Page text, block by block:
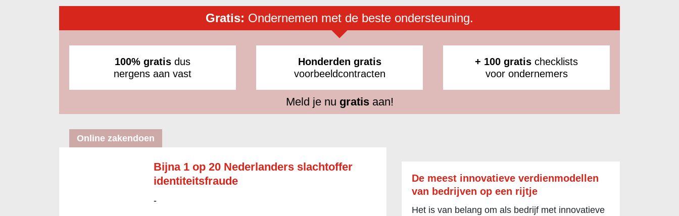
Gratis: Ondernemen met de beste ondersteuning.
100% gratis dus
nergens aan vast
Honderden gratis
voorbeeldcontracten
+ 100 gratis checklists
voor ondernemers
Meld je nu gratisaan!
Online zakendoen
Bijna 1 op 20 Nederlanders slachtoffer
identiteitsfraude
-
De meest innovatieve verdienmodellen
van bedrijven op een rijtje
Het is van belang om als bedrijf met innovatieve